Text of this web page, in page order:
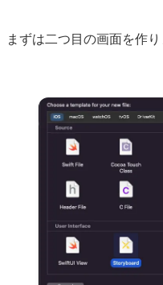
まずは二つ目の画面を作り